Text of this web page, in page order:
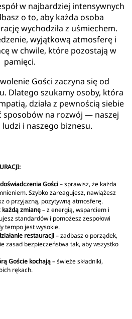
w najbardziej intensywnych
o to, aby każda osoba
wychodziła z uśmiechem.
wyjątkową atmosferę i
w chwile, które pozostają w
pamięci.
Gości zaczyna się od
Dlatego szukamy osoby, która
działa z pewnością siebie
sposobów na rozwój — naszej
ludzi i naszego biznesu.
Gości– sprawisz, że każda
Szybko zareagujesz, nawiążesz
o przyjazną, pozytywną atmosferę.
każdą zmianę– z energią, wsparciem i
standardów i pomożesz zespołowi
tempo jest wysokie.
restauracji– zadbasz o porządek,
zasad bezpieczeństwa tak, aby wszystko
Goście kochają– świeże składniki,
rękach.